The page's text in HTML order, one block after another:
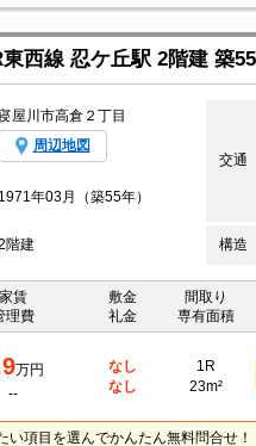
西線 忍ケ丘駅 2階建 築
屋川市高倉２丁目
周辺地図
交通
1971年03月（築55年）
階建 構造
家賃
理費
敷金
礼金
間取り
専有面積
万円
--
なし
なし
1R
23m²
い項目を選んでかんたん無料問合せ！